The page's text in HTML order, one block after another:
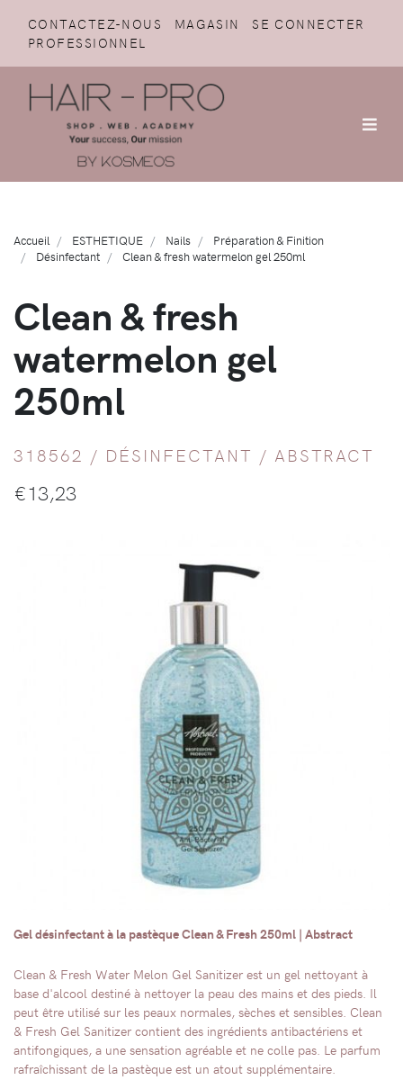
CONTACTEZ-NOUS MAGASIN
SE CONNECTER
PROFESSIONNEL
Accueil ESTHETIQUE Nails
Préparation & Finition
Désinfectant
Clean & fresh watermelon gel 250ml
Clean & fresh
watermelon gel
250ml
318562 / DÉSINFECTANT / ABSTRACT
€13,23
Gel désinfectant à la pastèque Clean & Fresh 250ml | Abstract
Clean & Fresh Water Melon Gel Sanitizer est un gel nettoyant à
base d'alcool destiné à nettoyer la peau des mains et des pieds. Il
peut être utilisé sur les peaux normales, sèches et sensibles. Clean
& Fresh Gel Sanitizer contient des ingrédients antibactériens et
antifongiques, a une sensation agréable et ne colle pas. Le parfum
rafraîchissant de la pastèque est un atout supplémentaire.